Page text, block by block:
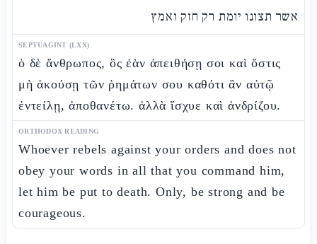
אשר תצונו יומת רק חזק ואמץ
SEPTUAGINT (LXX)
ὁ δὲ ἄνθρωπος, ὃς ἐὰν ἀπειθήσῃ σοι καὶ ὅστις
μὴ ἀκούσῃ τῶν ῥημάτων σου καθότι ἂν αὐτῷ
ἐντείλῃ, ἀποθανέτω. ἀλλὰ ἴσχυε καὶ ἀνδρίζου.
ORTHODOX READING
Whoever rebels against your orders and does not
obey your words in all that you command him,
let him be put to death. Only, be strong and be
courageous.